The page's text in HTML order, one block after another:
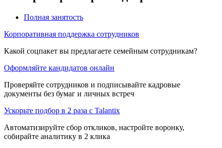
Полная занятость
Корпоративная поддержка сотрудников
Какой соцпакет вы предлагаете семейным сотрудникам?
Оформляйте кандидатов онлайн
Проверяйте сотрудников и подписывайте кадровые
документы без бумаг и личных встреч
Ускорьте подбор в 2 раза с Talantix
Автоматизируйте сбор откликов, настройте воронку,
собирайте аналитику в 2 клика